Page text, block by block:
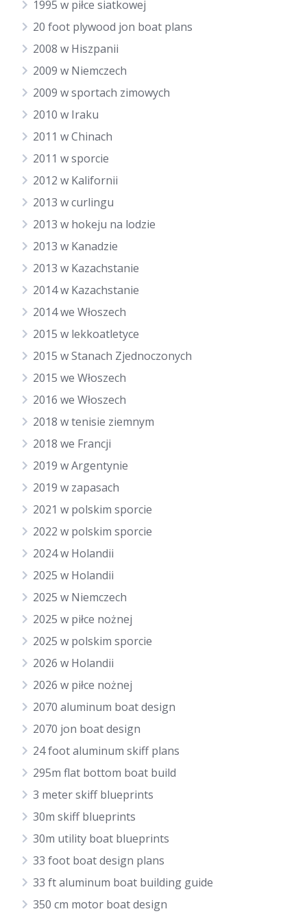
1995 w piłce siatkowej
20 foot plywood jon boat plans
2008 w Hiszpanii
2009 w Niemczech
2009 w sportach zimowych
2010 w Iraku
2011 w Chinach
2011 w sporcie
2012 w Kalifornii
2013 w curlingu
2013 w hokeju na lodzie
2013 w Kanadzie
2013 w Kazachstanie
2014 w Kazachstanie
2014 we Włoszech
2015 w lekkoatletyce
2015 w Stanach Zjednoczonych
2015 we Włoszech
2016 we Włoszech
2018 w tenisie ziemnym
2018 we Francji
2019 w Argentynie
2019 w zapasach
2021 w polskim sporcie
2022 w polskim sporcie
2024 w Holandii
2025 w Holandii
2025 w Niemczech
2025 w piłce nożnej
2025 w polskim sporcie
2026 w Holandii
2026 w piłce nożnej
2070 aluminum boat design
2070 jon boat design
24 foot aluminum skiff plans
295m flat bottom boat build
3 meter skiff blueprints
30m skiff blueprints
30m utility boat blueprints
33 foot boat design plans
33 ft aluminum boat building guide
350 cm motor boat design